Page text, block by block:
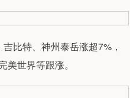
比特、神州泰岳涨超7%，
世界等跟涨。